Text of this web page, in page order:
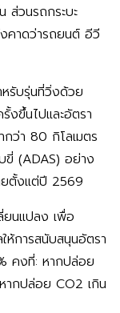
ส่วนรถกระบะ
คาดว่ารถยนต์ อีวี
หรับรุ่นที่วิ่งด้วย
งขึ้นไปและอัตรา
กว่า 80 กิโลเมตร
ขี่ (ADAS) อย่าง
ยตั้งแต่ปี 2569
ยนแปลง เพื่อ
ห้การสนับสนุนอัตรา
คงที่: หากปล่อย
หากปล่อย CO2 เกิน